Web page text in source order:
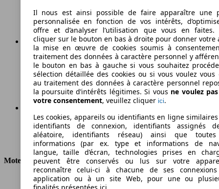
Carburant
188 g/km
Émissions de CO2 (combinées)*
Ø 8.1 l/100km
Consommation
Moteur et Puissance
KW (CH)
160 kW (218 PS)
Il nous est ainsi possible de faire apparaître une
personnalisée en fonction de vos intérêts,
offre et d’analyser l’utilisation que vous en faites.
cliquer sur le bouton en bas à droite pour donner votre
la mise en œuvre de cookies soumis à
traitement des données à caractère personnel y
le bouton en bas à gauche si vous souhaitez
sélection détaillée des cookies ou si vous voulez vous
au traitement des données à caractère personnel
la poursuite d’intérêts légitimes. Si vous ne voulez
votre consentement, veuillez cliquer ici.
Les cookies, appareils ou identifiants en ligne
identifiants de connexion, identifiants assignés
aléatoire, identifiants réseau) ainsi que
informations (par ex. type et informations de
langue, taille d’écran, technologies prises en
peuvent être conservés ou lus sur votre
reconnaître celui-ci à chacune de ses
application ou à un site Web, pour une ou